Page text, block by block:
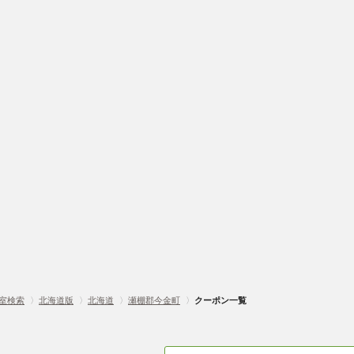
検索 〉 北海道版 〉 北海道 〉 瀬棚郡今金町 〉 クーポン一覧